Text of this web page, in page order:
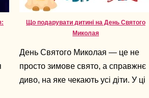
Що подарувати дитині на День Святого
Миколая
День Святого Миколая — це не
просто зимове свято, а справжнє
диво, на яке чекають усі діти. У ці